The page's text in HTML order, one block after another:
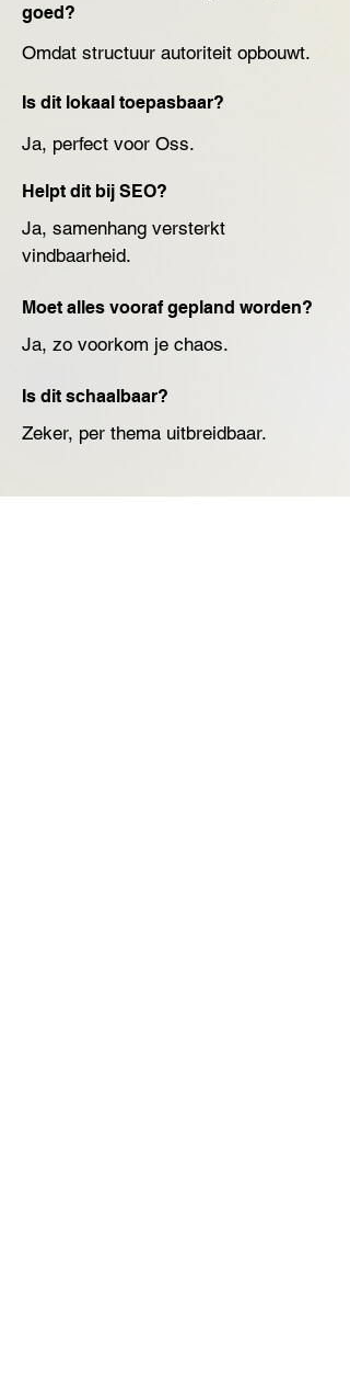
goed?
Omdat structuur autoriteit opbouwt.
Is dit lokaal toepasbaar?
Ja, perfect voor Oss.
Helpt dit bij SEO?
Ja, samenhang versterkt
vindbaarheid.
Moet alles vooraf gepland worden?
Ja, zo voorkom je chaos.
Is dit schaalbaar?
Zeker, per thema uitbreidbaar.